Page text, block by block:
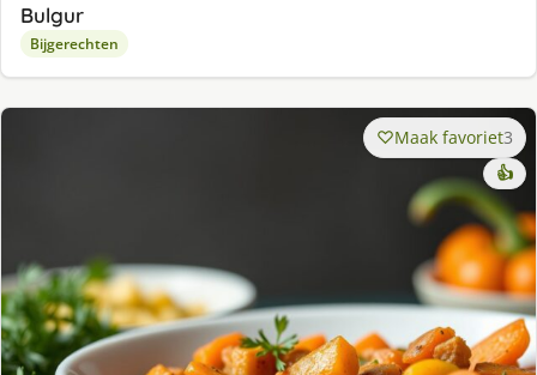
Bulgur
Bijgerechten
Maak favoriet3
👍